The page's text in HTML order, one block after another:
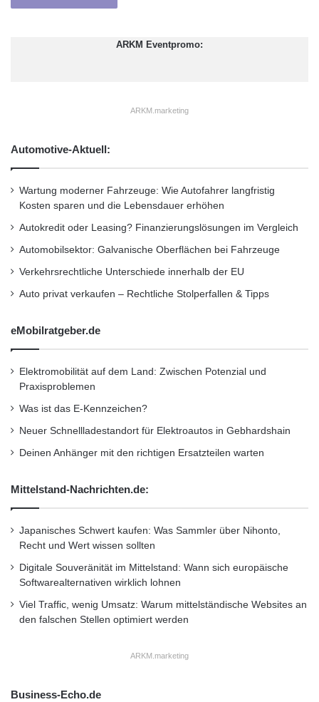
ARKM Eventpromo:
ARKM.marketing
Automotive-Aktuell:
Wartung moderner Fahrzeuge: Wie Autofahrer langfristig
Kosten sparen und die Lebensdauer erhöhen
Autokredit oder Leasing? Finanzierungslösungen im Vergleich
Automobilsektor: Galvanische Oberflächen bei Fahrzeuge
Verkehrsrechtliche Unterschiede innerhalb der EU
Auto privat verkaufen – Rechtliche Stolperfallen & Tipps
eMobilratgeber.de
Elektromobilität auf dem Land: Zwischen Potenzial und
Praxisproblemen
Was ist das E-Kennzeichen?
Neuer Schnellladestandort für Elektroautos in Gebhardshain
Deinen Anhänger mit den richtigen Ersatzteilen warten
Mittelstand-Nachrichten.de:
Japanisches Schwert kaufen: Was Sammler über Nihonto,
Recht und Wert wissen sollten
Digitale Souveränität im Mittelstand: Wann sich europäische
Softwarealternativen wirklich lohnen
Viel Traffic, wenig Umsatz: Warum mittelständische Websites an
den falschen Stellen optimiert werden
ARKM.marketing
Business-Echo.de